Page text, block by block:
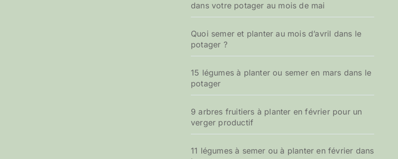
dans votre potager au mois de mai
Quoi semer et planter au mois d’avril dans le
potager ?
15 légumes à planter ou semer en mars dans le
potager
9 arbres fruitiers à planter en février pour un
verger productif
11 légumes à semer ou à planter en février dans